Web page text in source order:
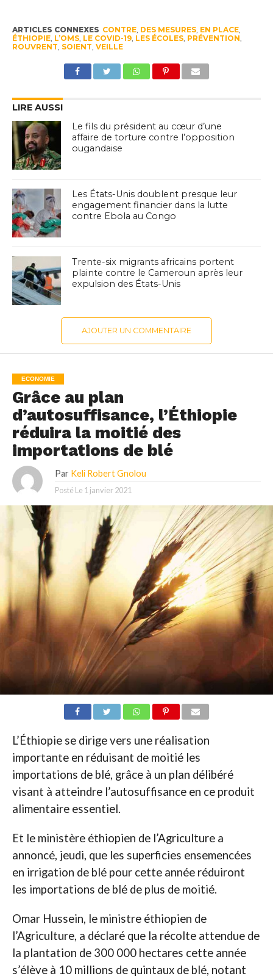
ARTICLES CONNEXES CONTRE, DES MESURES, EN PLACE,
ÉTHIOPIE, L’OMS, LE COVID-19, LES ÉCOLES, PRÉVENTION
ROUVRENT SOIENT VEILLE
LIRE AUSSI
Le fils du président au cœur d’une
affaire de torture contre l’opposition
ougandaise
Les États-Unis doublent presque leur
engagement financier dans la lutte
contre Ebola au Congo
Trente-six migrants africains portent
plainte contre le Cameroun après leur
expulsion des États-Unis
AJOUTER UN COMMENTAIRE
ECONOMIE
Grâce au plan
d’autosuffisance, l’Éthiopie
réduira la moitié des
importations de blé
Par Keli Robert Gnolou
Posté Le 1 janvier 2021
L’Éthiopie se dirige vers une réalisation
importante en réduisant de moitié les
importations de blé, grâce à un plan délibéré
visant à atteindre l’autosuffisance en ce produit
alimentaire essentiel.
Et le ministère éthiopien de l’Agriculture a
annoncé, jeudi, que les superficies ensemencées
en irrigation de blé pour cette année réduiront
les importations de blé de plus de moitié.
Omar Hussein, le ministre éthiopien de
l’Agriculture, a déclaré que la récolte attendue de
la plantation de 300 000 hectares cette année
s’élève à 10 millions de quintaux de blé, notant